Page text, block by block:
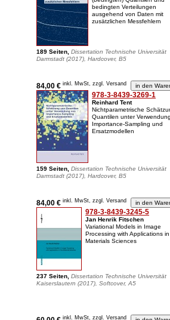
bedingten Verteilungen
ausgehend von Daten mit
zusätzlichen Messfehlern
189 Seiten, Dissertation Technische Universität
Darmstadt (2017), Hardcover, B5
84,00 € inkl. MwSt, zzgl. Versand
978-3-8439-3269-1
Reinhard Tent
Nichtparametrische
Quantilen unter
Importance-Sampling und
Ersatzmodellen
159 Seiten, Dissertation Technische Universität
Darmstadt (2017), Hardcover, B5
84,00 € inkl. MwSt, zzgl. Versand
978-3-8439-3245-5
Jan Henrik Fitschen
Variational Models in Image
Processing with Applications
Materials Sciences
237 Seiten, Dissertation Technische Universität
Kaiserslautern (2017), Softcover, A5
inkl. MwSt, zzgl. Versand